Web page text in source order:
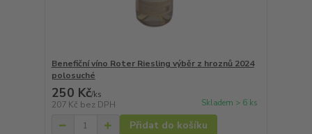
Benefiční víno Roter Riesling výběr z hroznů 2024
polosuché
250 Kč/ks
207 Kč bez DPH Skladem > 6 ks
Přidat do košíku